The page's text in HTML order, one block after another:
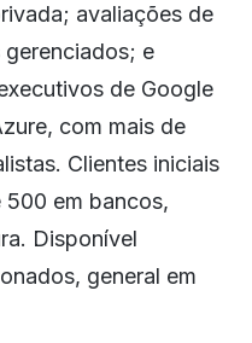
avaliações de
e
de Google
com mais de
Clientes iniciais
500 em bancos,
Disponível
general em